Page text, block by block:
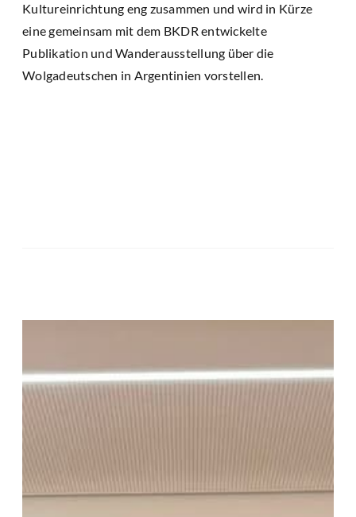
Kultureinrichtung eng zusammen und wird in Kürze
eine gemeinsam mit dem BKDR entwickelte
Publikation und Wanderausstellung über die
Wolgadeutschen in Argentinien vorstellen.